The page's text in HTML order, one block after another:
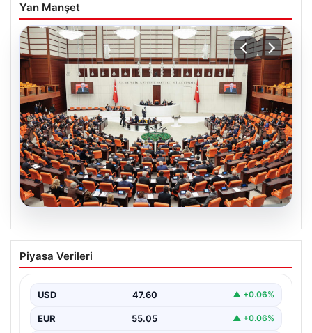
Yan Manşet
Önce Tasfiye, Sonra Suçlara Erteleme:
10 Maddede Yeni Süreç Yasası
Güvenlik alanındaki önemli gelişmelerden biri olarak,
yasa…
Piyasa Verileri
USD 47.60 ▲ +0.06%
EUR 55.05 ▲ +0.06%